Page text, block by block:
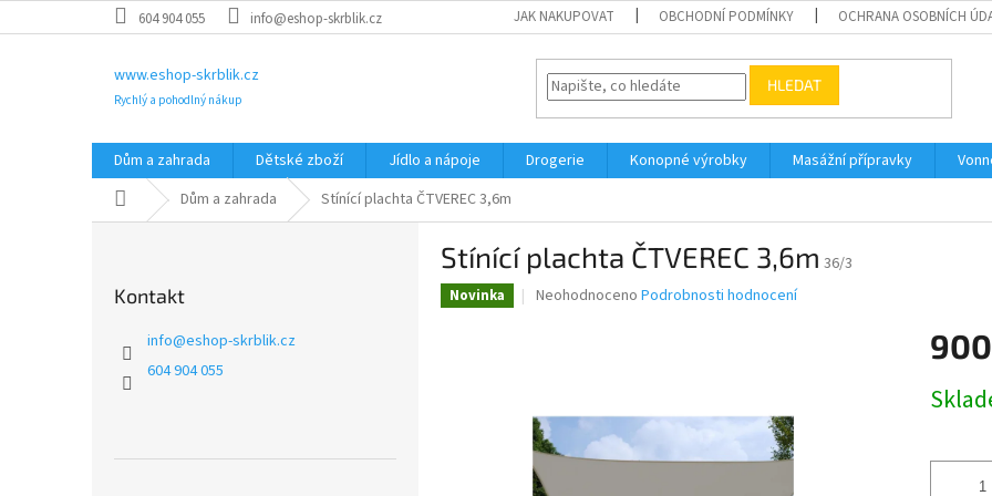
na
604 904 055 info@eshop-skrblik.cz JAK NAKUPOVAT OBCHODNÍ PODMÍNKY OCHRANA OSOBNÍCH
www.eshop-skrblik.cz
Rychlý a pohodlný nákup
HLEDAT
Dům a zahrada Dětské zboží Jídlo a nápoje Drogerie Konopné výrobky Masážní přípravky
Domů Dům a zahrada Stínící plachta ČTVEREC 3,6m
Kontakt
info@eshop-skrblik.cz
604 904 055
Stínící plachta ČTVEREC 3,6m 36/3
Novinka
Průměrné
5
hvězdiček.
Neohodnoceno Podrobnosti hodnocení
cena: